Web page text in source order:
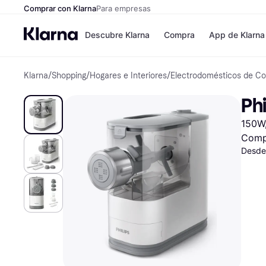
Comprar con KlarnaPara empresas
Descubre Klarna
Formas de
Paga ahora
Paga en 3 plazos
Paga en 30 días
Financiación
Klarna en Apple
Compra
Tiendas
Zalando
JD Sports
App de Klarna
Klarna/Shopping/Hogares e Interiores/Electrodomésticos de